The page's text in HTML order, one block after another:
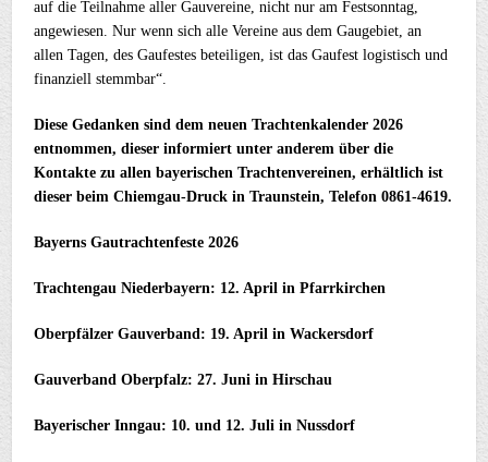
auf die Teilnahme aller Gauvereine, nicht nur am Festsonntag,
angewiesen. Nur wenn sich alle Vereine aus dem Gaugebiet, an
allen Tagen, des Gaufestes beteiligen, ist das Gaufest logistisch und
finanziell stemmbar“.
Diese Gedanken sind dem neuen Trachtenkalender 2026
entnommen, dieser informiert unter anderem über die
Kontakte zu allen bayerischen Trachtenvereinen, erhältlich ist
dieser beim Chiemgau-Druck in Traunstein, Telefon 0861-4619.
Bayerns Gautrachtenfeste 2026
Trachtengau Niederbayern: 12. April in Pfarrkirchen
Oberpfälzer Gauverband: 19. April in Wackersdorf
Gauverband Oberpfalz: 27. Juni in Hirschau
Bayerischer Inngau: 10. und 12. Juli in Nussdorf